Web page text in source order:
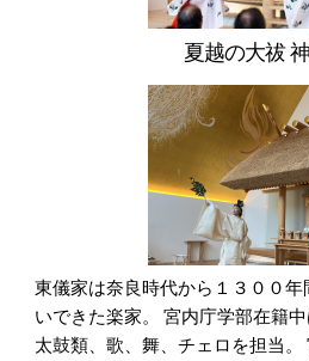
夏越の大祓
東儀家は奈良時代から１３００
いできた楽家。 宮内庁学部在籍中
太鼓類、歌、舞、チェロを担当